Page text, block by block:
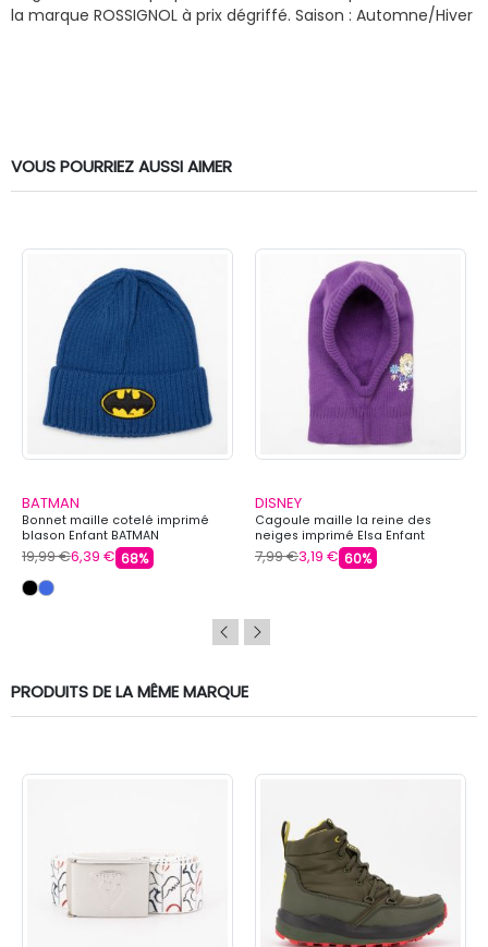
la marque ROSSIGNOL à prix dégriffé. Saison : Automne/Hiver
VOUS POURRIEZ AUSSI AIMER
BATMAN
Bonnet maille cotelé imprimé
blason Enfant BATMAN
19,99 €6,39 € 68%
DISNEY
Cagoule maille la reine des
neiges imprimé Elsa Enfant
DISNEY
7,99 €3,19 € 60%
PRODUITS DE LA MÊME MARQUE